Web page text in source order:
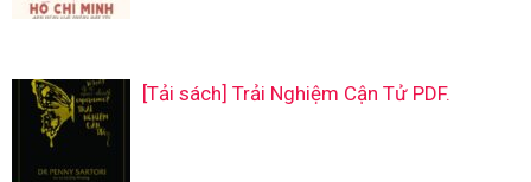
[Tải sách] Trải Nghiệm Cận Tử PDF.